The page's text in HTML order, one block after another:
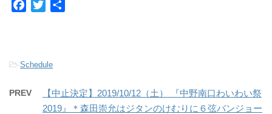
b
o
t
r
-Schedule
PREV
【中止決定】2019/10/12（土） 『中野南口わいわい祭
2019』＊森田崇允はジタンのけむりに６弦バンジョー